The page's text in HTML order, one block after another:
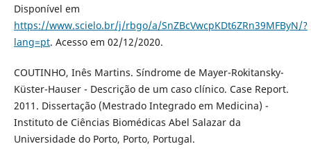
Disponível em
https://www.scielo.br/j/rbgo/a/SnZBcVwcpKDt6ZRn39MFByN/?
lang=pt. Acesso em 02/12/2020.
COUTINHO, Inês Martins. Síndrome de Mayer-Rokitansky-
Küster-Hauser - Descrição de um caso clínico. Case Report.
2011. Dissertação (Mestrado Integrado em Medicina) -
Instituto de Ciências Biomédicas Abel Salazar da
Universidade do Porto, Porto, Portugal.